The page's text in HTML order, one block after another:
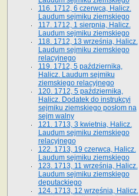
116. 1712, 6 czerwca, Halicz.
Laudum sejmiku ziemskiego
117. 1712, 1 sierpnia, Halicz.
Laudum sejmiku ziemskiego
118. 1712, 13 września, Halicz.
Laudum sejmiku ziemskiego
relacyjnego
119. 1712, 5 października,
Halicz. Laudum sejmiku
ziemskiego relacyjnego
120. 1712, 5 października,
Halicz. Dodatek do instrukcyi
sejmiku ziemskiego posłom na
sejm walny
121. 1713, 3 kwietnia, Halicz.
Laudum sejmiku ziemskiego
relacyjnego
122. 1713, 19 czerwca, Halicz.
Laudum sejmiku ziemskiego
123. 1713, 11 września, Halicz.
Laudum sejmiku ziemskiego
deputackiego
124. 1713, 12 września, Halicz.